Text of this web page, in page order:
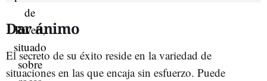
Dar ánimo
El secreto de su éxito reside en la variedad de
situaciones en las que encaja sin esfuerzo. Puede